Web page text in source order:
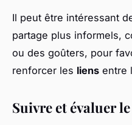
Il peut être intéressant
partage plus informels,
ou des goûters, pour
renforcer les liens entre
Suivre et évaluer